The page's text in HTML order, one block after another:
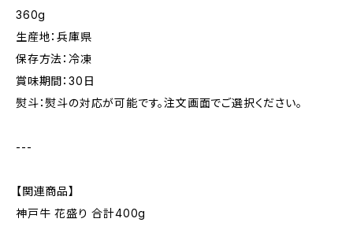
360g
生産地：兵庫県
保存方法：冷凍
賞味期間：30日
熨斗：熨斗の対応が可能です。注文画面でご選択ください。
---
【関連商品】
神戸牛 花盛り 合計400g